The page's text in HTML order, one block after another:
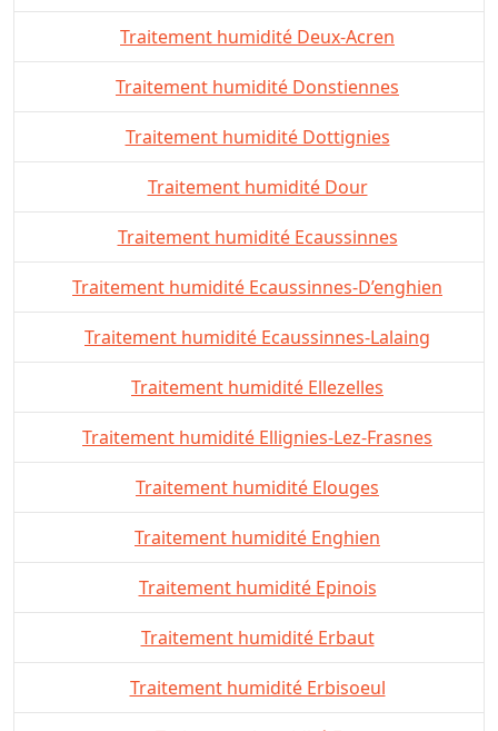
Traitement humidité Deux-Acren
Traitement humidité Donstiennes
Traitement humidité Dottignies
Traitement humidité Dour
Traitement humidité Ecaussinnes
Traitement humidité Ecaussinnes-D’enghien
Traitement humidité Ecaussinnes-Lalaing
Traitement humidité Ellezelles
Traitement humidité Ellignies-Lez-Frasnes
Traitement humidité Elouges
Traitement humidité Enghien
Traitement humidité Epinois
Traitement humidité Erbaut
Traitement humidité Erbisoeul